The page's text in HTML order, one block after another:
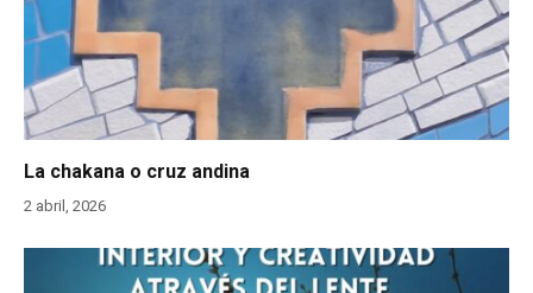
La chakana o cruz andina
2 abril, 2026